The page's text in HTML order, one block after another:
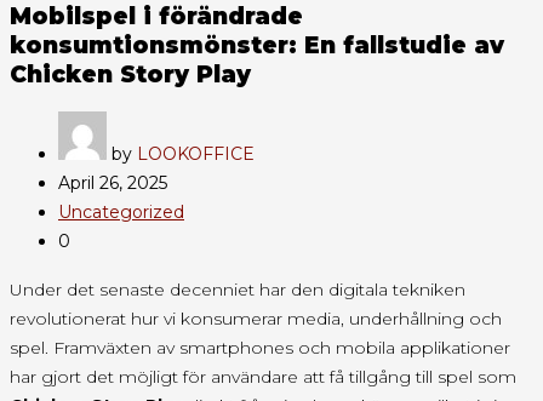
Mobilspel i förändrade
konsumtionsmönster: En fallstudie av
Chicken Story Play
by LOOKOFFICE
April 26, 2025
Uncategorized
0
Under det senaste decenniet har den digitala tekniken
revolutionerat hur vi konsumerar media, underhållning och
spel. Framväxten av smartphones och mobila applikationer
har gjort det möjligt för användare att få tillgång till spel som